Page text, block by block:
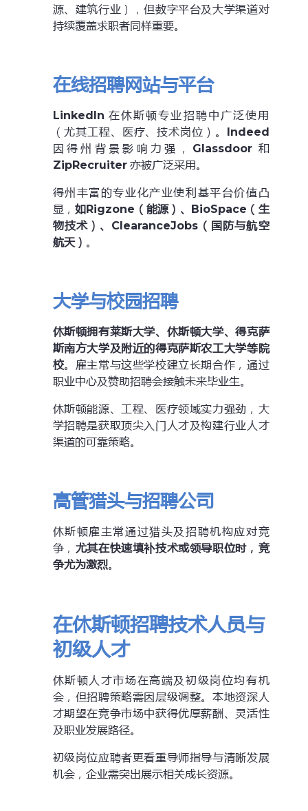
源、建筑行业），但数字平台及大学渠道对
持续覆盖求职者同样重要。
在线招聘网站与平台
LinkedIn 在休斯顿专业招聘中广泛使用
（尤其工程、医疗、技术岗位）。 Indeed
因得州背景影响力强， Glassdoor 和
ZipRecruiter亦被广泛采用。
得州丰富的专业化产业使利基平台价值凸
显，如Rigzone（能源）、BioSpace（生
物技术）、ClearanceJobs（国防与航空
航天） 。
大学与校园招聘
休斯顿拥有莱斯大学、休斯顿大学、得克萨
斯南方大学及附近的得克萨斯农工大学等院
校。雇主常与这些学校建立长期合作，通过
职业中心及赞助招聘会接触未来毕业生。
休斯顿能源、工程、医疗领域实力强劲，大
学招聘是获取顶尖入门人才及构建行业人才
渠道的可靠策略。
高管猎头与招聘公司
休斯顿雇主常通过猎头及招聘机构应对竞
争， 尤其在快速填补技术或领导职位时，竞
争尤为激烈。
在休斯顿招聘技术人员与
初级人才
休斯顿人才市场在高端及初级岗位均有机
会，但招聘策略需因层级调整。本地资深人
才期望在竞争市场中获得优厚薪酬、灵活性
及职业发展路径。
初级岗位应聘者更看重导师指导与清晰发展
机会，企业需突出展示相关成长资源。